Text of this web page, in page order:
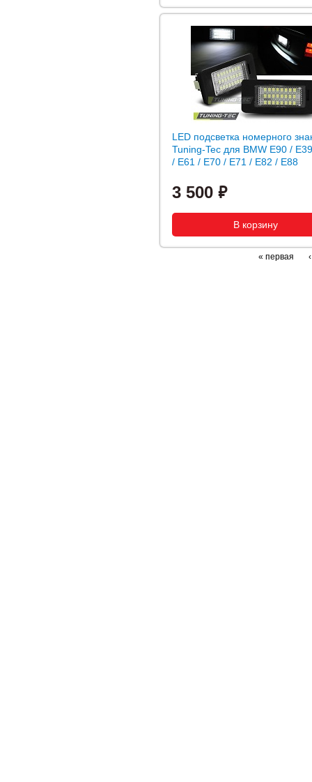
LED подсветка номерного
Tuning-Tec для BMW E90 /
/ E61 / E70 / E71 / E82 / E88
3 500
« первая